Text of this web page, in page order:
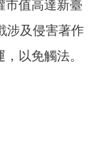
市值高達新臺
涉及侵害著作
以免觸法。